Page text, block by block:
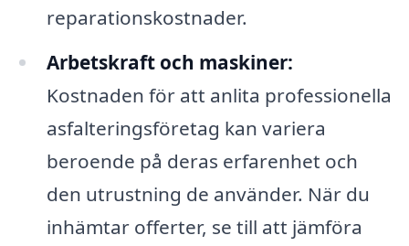
reparationskostnader.
Arbetskraft och maskiner:
Kostnaden för att anlita professionella
asfalteringsföretag kan variera
beroende på deras erfarenhet och
den utrustning de använder. När du
inhämtar offerter, se till att jämföra